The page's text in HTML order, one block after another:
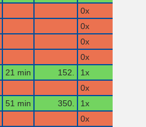
0x
0x
0x
0x
21 min 152.
1x
0x
51 min 350.
1x
0x